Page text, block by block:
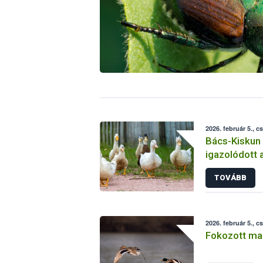
2026. február 5.,
Bács-
igazolódott
jelenléte
TOVÁBB
2026. február 5.,
Fokozott